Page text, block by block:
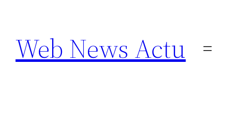
contenu
Web News Actu